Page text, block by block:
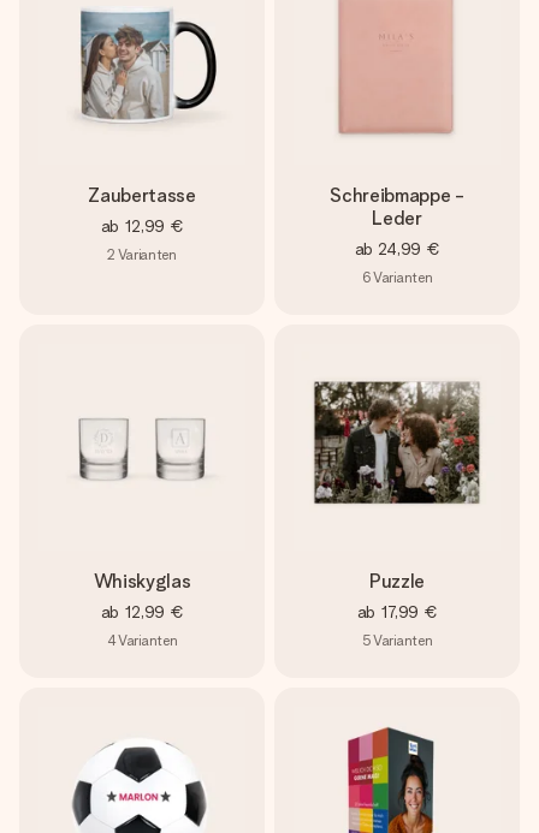
Zaubertasse
ab 12,99 €
2 Varianten
Schreibmappe -
Leder
ab 24,99 €
6Varianten
Whiskyglas
ab 12,99 €
4Varianten
Puzzle
ab 17,99 €
5Varianten